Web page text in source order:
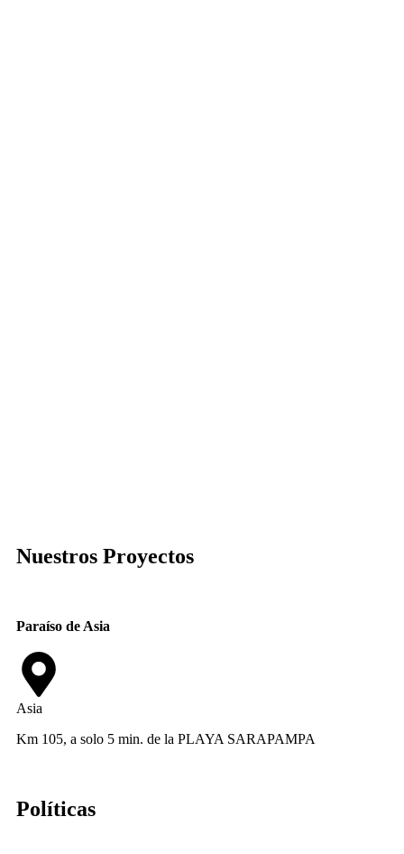
Nuestros Proyectos
Paraíso de Asia
Asia
Km 105, a solo 5 min. de la PLAYA SARAPAMPA
Políticas